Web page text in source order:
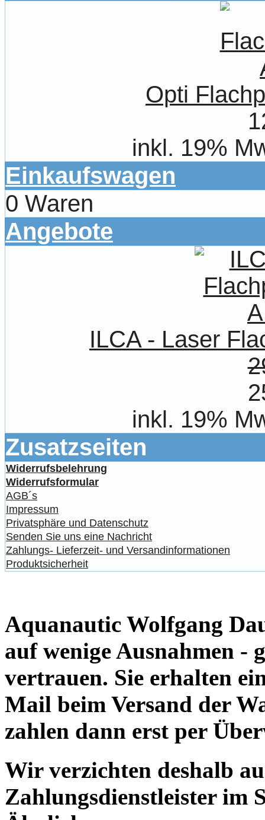
Opti
inkl. 19%
Einkaufswagen
0 Waren
Angebote
ILCA - Laser
inkl. 19%
Zusatzseiten
Widerrufsbelehrung
Widerrufsformular
AGB´s
Impressum
Privatsphäre und Datenschutz
Senden Sie uns eine Nachricht
Zahlungs- Lieferzeit- und Versandinformationen
Produktsicherheit
Aquanautic Wolfgang
auf wenige Ausnahmen -
vertrauen. Sie erhalten
Mail beim Versand der
zahlen dann erst per
Wir verzichten deshalb
Zahlungsdienstleister im